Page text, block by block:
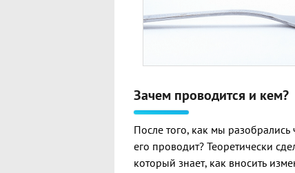
Зачем проводится и кем?
После того, как мы
его проводит? Теоретически
который знает, как вносить